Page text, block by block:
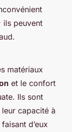
ils peuvent
matériaux
et le confort
Ils sont
capacité à
d’eux